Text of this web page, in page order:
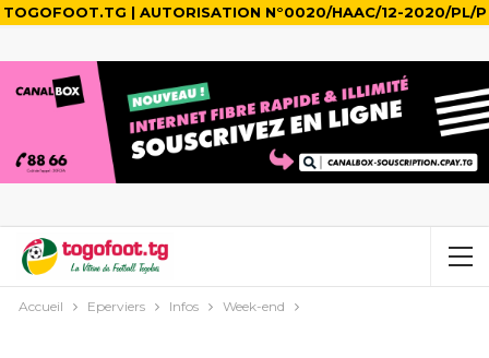
TOGOFOOT.TG | AUTORISATION N°0020/HAAC/12-2020/PL/P
Accueil Eperviers Infos Week-end